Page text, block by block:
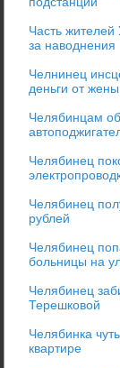
Часть жителей
за наводнения
Челнинец
деньги от жены
Челябинцам
Челябинец
Челябинец
рублей
Челябинец
больницы на
Челябинец
Терешковой
Челябинка
квартире